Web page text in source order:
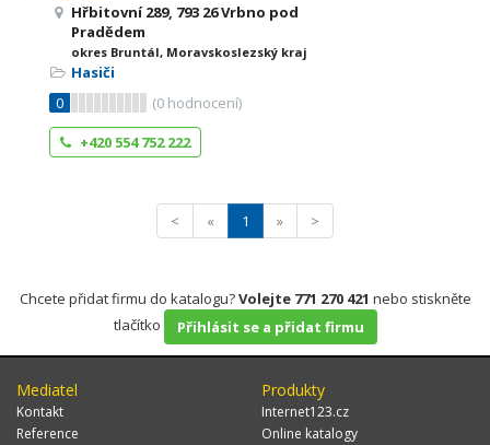
Hřbitovní 289, 793 26 Vrbno pod
Pradědem
okres Bruntál, Moravskoslezský kraj
Hasiči
0
(0 hodnocení)
+420 554 752 222
< « 1 » >
Chcete přidat firmu do katalogu?Volejte 771 270 421 nebo stiskněte
tlačítko
Přihlásit se a přidat firmu
Mediatel
Kontakt
Reference
Produkty
Internet123.cz
Online katalogy